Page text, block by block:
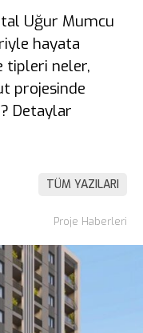
Uğur Mumcu
hayata
tipleri neler,
projesinde
Detaylar
TÜM YAZILARI
Proje Haberleri